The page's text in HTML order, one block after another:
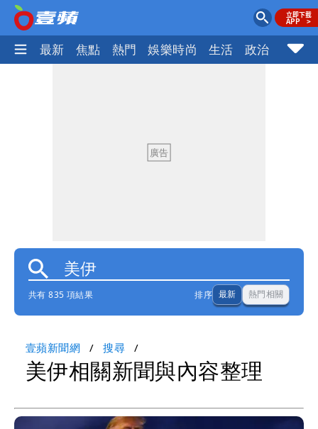
最新 焦點 熱門 娛樂時尚 生活 政治 社會
共有 835 項結果 排序 最新 熱門相關
壹蘋新聞網 搜尋
美伊相關新聞與內容整理